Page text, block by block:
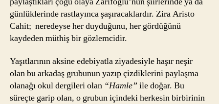
günlüklerinde rastlayınca şaşıracaklardır. Zira Aristo
Cahit; neredeyse her duyduğunu, her gördüğünü
kaydeden müthiş bir gözlemcidir.
Yaşıtlarının aksine edebiyatla ziyadesiyle haşır neşir
olan bu arkadaş grubunun yazıp çizdiklerini paylaşma
olanağı okul dergileri olan “Hamle” ile doğar. Bu
süreçte garip olan, o grubun içindeki herkesin birbirinin